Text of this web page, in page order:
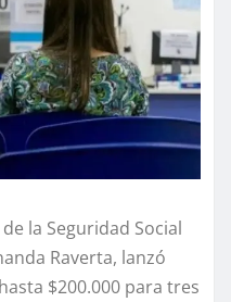
la Seguridad Social
Raverta, lanzó
$200.000 para tres